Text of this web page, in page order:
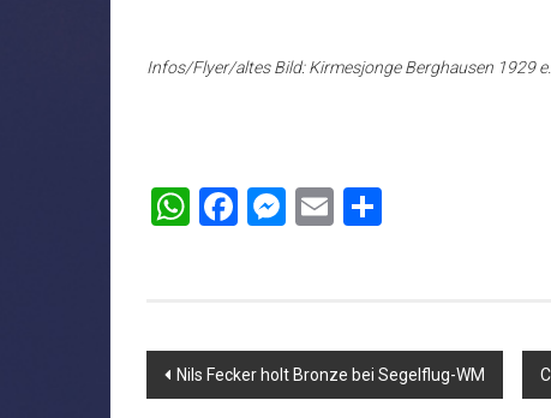
Infos/Flyer/altes Bild:Kirmesjonge Berghausen 1929
WhatsApp
Facebook
Messenger
Email
Beitragsnavigation
Nils Fecker holt Bronze bei Segelflug-WM